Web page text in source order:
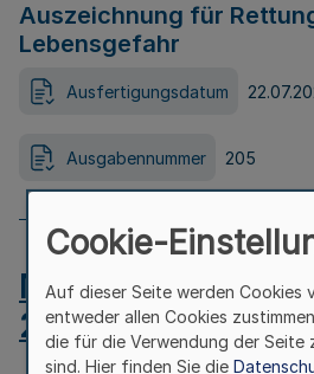
Auszeichnung für
Lebensgefahr
Ausfertigungsdatum
Ausgabennummer 205
MB.NRW 2026
24.07.2026
Cookie-
Auf dieser Seite werden Cookies
entweder allen Cookies
die für die Verwendung der Seite
sind. Hier finden Sie die